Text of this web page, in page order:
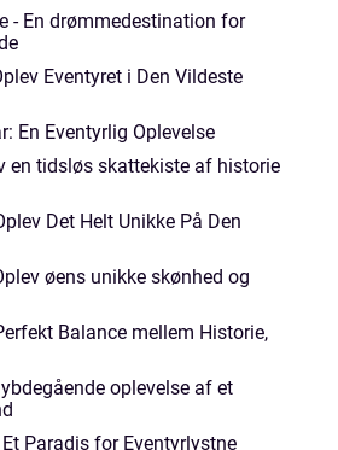
- En drømmedestination for
Eventyret i Den Vildeste
En Eventyrlig Oplevelse
en tidsløs skattekiste af historie
Det Helt Unikke På Den
øens unikke skønhed og
Balance mellem Historie,
oplevelse af et
Paradis for Eventyrlystne